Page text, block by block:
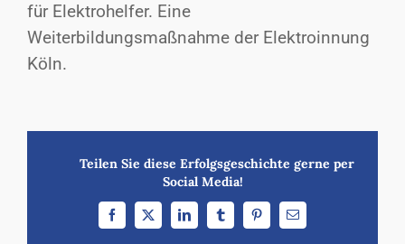
für Elektrohelfer. Eine
Weiterbildungsmaßnahme der Elektroinnung
Köln.
Teilen Sie diese Erfolgsgeschichte gerne per
Social Media!
Facebook
X LinkedInTumblrPinterest
E-
Mail